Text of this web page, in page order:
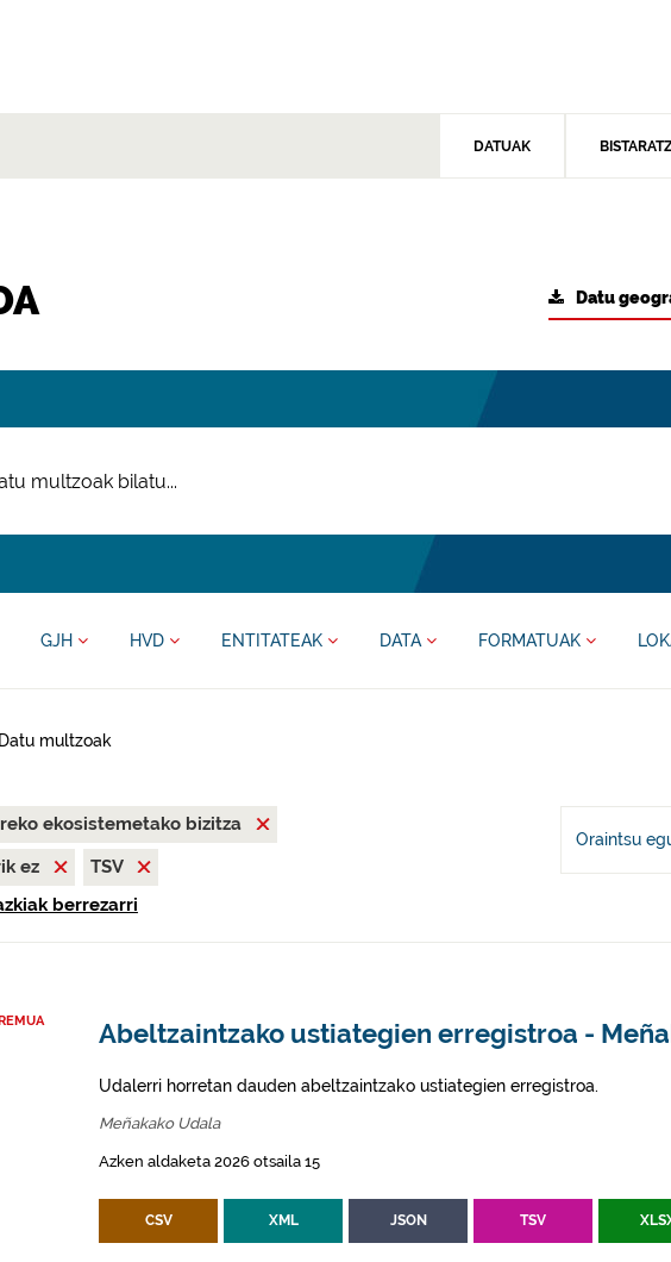
DATUAK
Datu
GJH HVD ENTITATEAK DATA FORMATUAK
Datu multzoak
ekosistemetako bizitza
ez
TSV
berrezarri
Oraintsu
Abeltzaintzako ustiategien erregistroa -
Udalerri horretan dauden abeltzaintzako ustiategien erregistroa.
Meñakako Udala
Azken aldaketa 2026 otsaila 15
CSV XML JSON TSV